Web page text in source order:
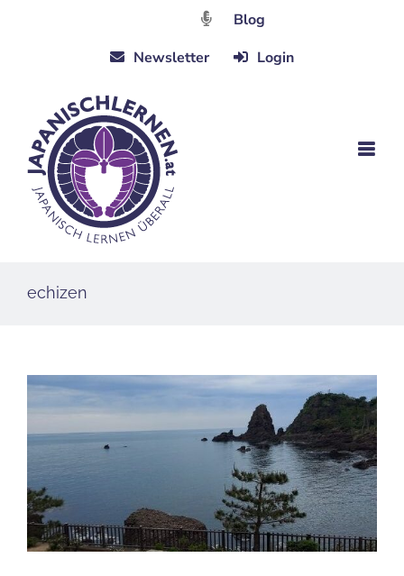
Blog
Newsletter
Login
echizen